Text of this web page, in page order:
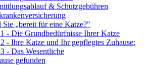
& Schutzgebühren
Sie „bereit für eine Katze?"
- Die Grundbedürfnisse Ihrer Katze
- Ihre Katze und Ihr gepflegtes Zuhause:
- Das Wesentliche
gefunden